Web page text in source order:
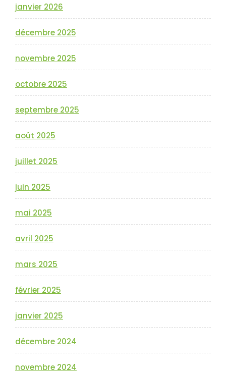
janvier 2026
décembre 2025
novembre 2025
octobre 2025
septembre 2025
août 2025
juillet 2025
juin 2025
mai 2025
avril 2025
mars 2025
février 2025
janvier 2025
décembre 2024
novembre 2024